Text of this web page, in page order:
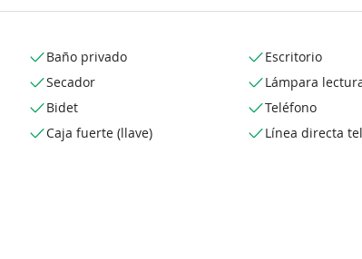
Baño privado
Secador
Bidet
Caja fuerte (llave)
Escritorio
Lámpara
Teléfono
Línea directa